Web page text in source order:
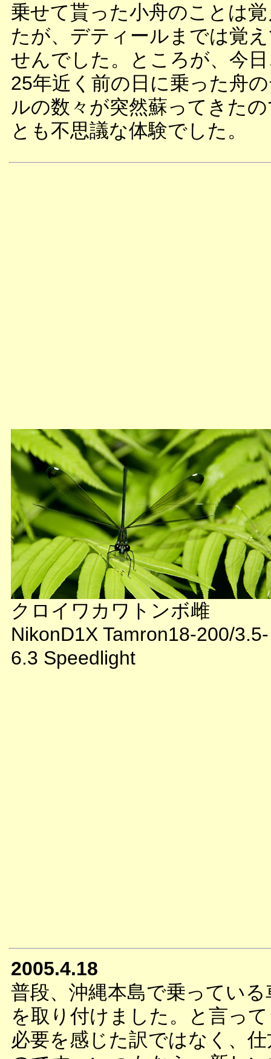
乗せて貰った小舟のことは
たが、デティールまでは覚
せんでした。ところが、今
25年近く前の日に乗った舟
ルの数々が突然蘇ってきた
とも不思議な体験でした。
クロイワカワトンボ雌
NikonD1X Tamron18-200/3.5-
6.3 Speedlight
2005.4.18
普段、沖縄本島で乗っている
を取り付けました。と言っ
必要を感じた訳ではなく、